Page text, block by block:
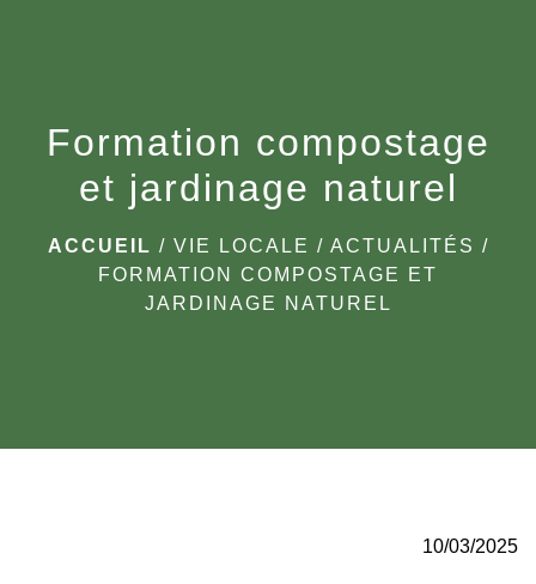
Formation compostage
et jardinage naturel
ACCUEIL / VIE LOCALE / ACTUALITÉS /
FORMATION COMPOSTAGE ET
JARDINAGE NATUREL
10/03/2025